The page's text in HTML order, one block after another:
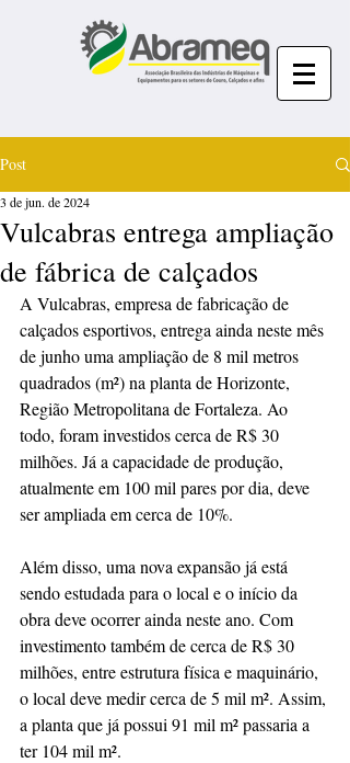
Post
Vulcabras entrega ampliação
de fábrica de calçados
3 de jun. de 2024
A Vulcabras, empresa de fabricação de
calçados esportivos, entrega ainda neste mês
de junho uma ampliação de 8 mil metros
quadrados (m²) na planta de Horizonte,
Região Metropolitana de Fortaleza. Ao
todo, foram investidos cerca de R$ 30
milhões. Já a capacidade de produção,
atualmente em 100 mil pares por dia, deve
ser ampliada em cerca de 10%.
Além disso, uma nova expansão já está
sendo estudada para o local e o início da
obra deve ocorrer ainda neste ano. Com
investimento também de cerca de R$ 30
milhões, entre estrutura física e maquinário,
o local deve medir cerca de 5 mil m². Assim,
a planta que já possui 91 mil m² passaria a
ter 104 mil m².